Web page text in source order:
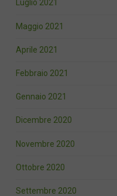
Luglio 2021
Maggio 2021
Aprile 2021
Febbraio 2021
Gennaio 2021
Dicembre 2020
Novembre 2020
Ottobre 2020
Settembre 2020